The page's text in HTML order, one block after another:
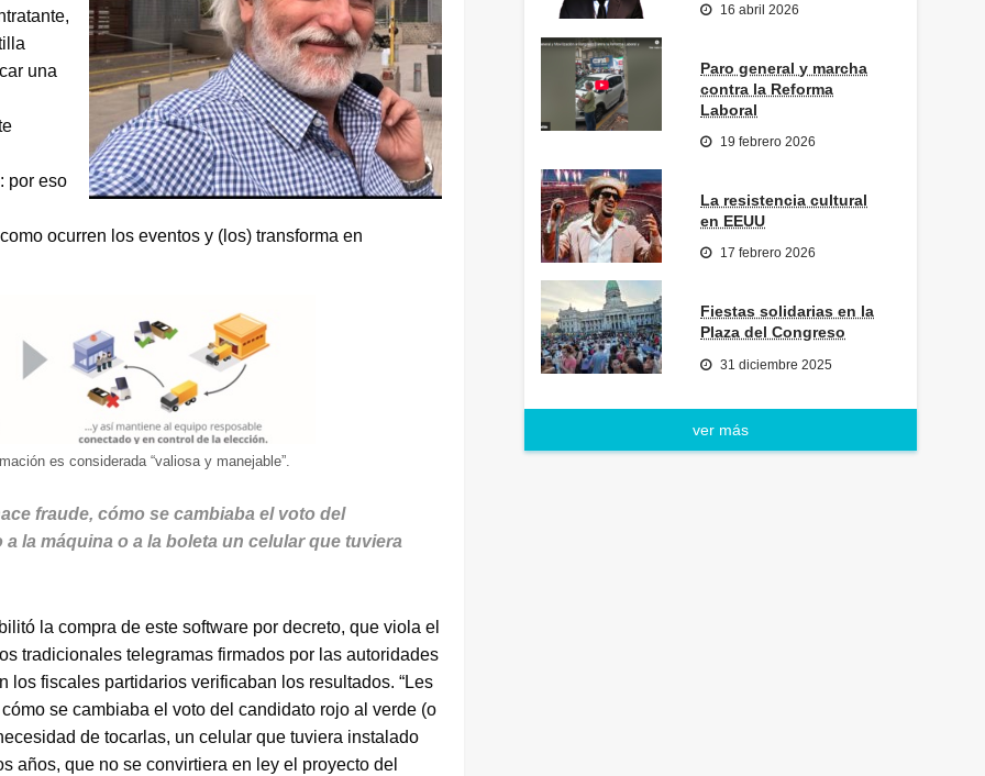
una
por eso
ocurren los eventos y (los) transforma en
es considerada “valiosa y manejable”.
fraude, cómo se cambiaba el voto del
la máquina o a la boleta un celular que tuviera
la compra de este software por decreto, que viola el
tradicionales telegramas firmados por las autoridades
fiscales partidarios verificaban los resultados. “Les
se cambiaba el voto del candidato rojo al verde (o
de tocarlas, un celular que tuviera instalado
años, que no se convirtiera en ley el proyecto del
16 abril 2026
Paro general y marcha
contra la Reforma
Laboral
19 febrero 2026
La resistencia cultural
en EEUU
17 febrero 2026
Fiestas solidarias en la
Plaza del Congreso
31 diciembre 2025
ver más